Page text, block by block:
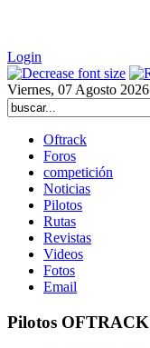
Login
Viernes, 07 Agosto 2026
Oftrack
Foros
competición
Noticias
Pilotos
Rutas
Revistas
Videos
Fotos
Email
Pilotos OFTRACK